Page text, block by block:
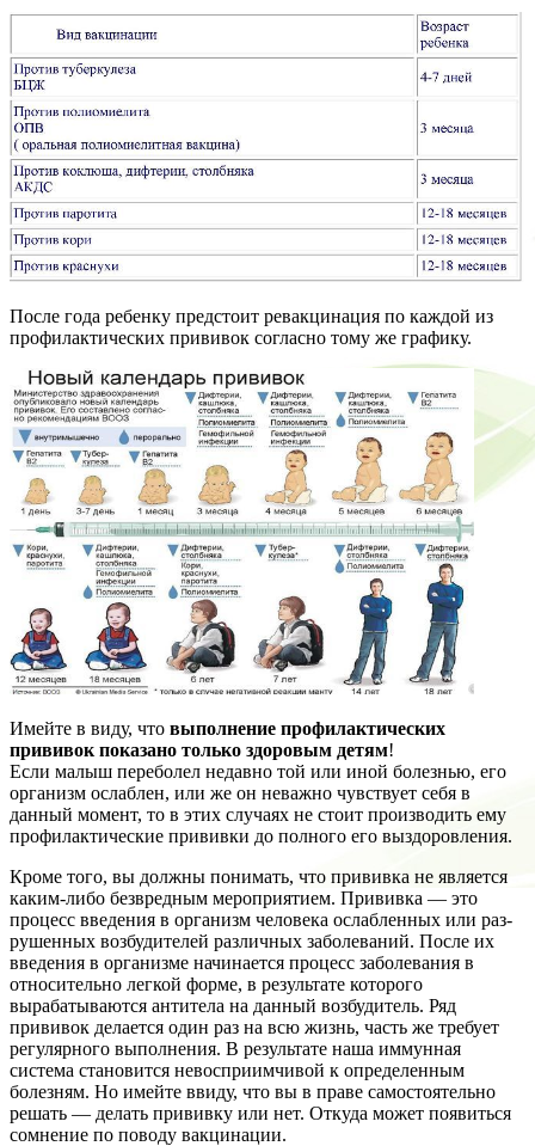
После года ребенку предстоит ревакцинация по каждой из
профилактических прививок согласно тому же графику.
Имейте в виду, что выполнение профилактических
прививок показано только здоровым детям!
Если малыш переболел недавно той или иной болезнью, его
организм ослаблен, или же он неважно чувствует себя в
данный момент, то в этих случаях не стоит производить ему
профилактические прививки до полного его выздоровления.
Кроме того, вы должны понимать, что прививка не является
каким-либо безвредным мероприятием. При­вив­ка — это
процесс вве­де­ния в ор­га­низм человека ослаб­лен­ных или раз­
ру­шен­ных воз­бу­ди­те­лей различных за­бо­ле­ва­ний. После их
введения в организме начинается процесс заболевания в
относительно легкой форме, в результате которого
вырабатываются антитела на данный возбудитель. Ряд
прививок делается один раз на всю жизнь, часть же требует
регулярного выполнения. В результате наша иммунная
система становится невосприимчивой к определенным
болезням. Но имейте ввиду, что вы в праве самостоятельно
решать — делать прививку или нет. Откуда может появиться
сомнение по поводу вакцинации.